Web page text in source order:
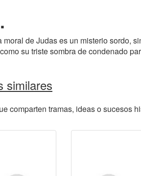
moral de Judas es un misterio sordo,
su triste sombra de condenado
similares
comparten tramas, ideas o sucesos